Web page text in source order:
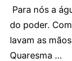
Para nós a
do poder.
lavam as
Quaresma …